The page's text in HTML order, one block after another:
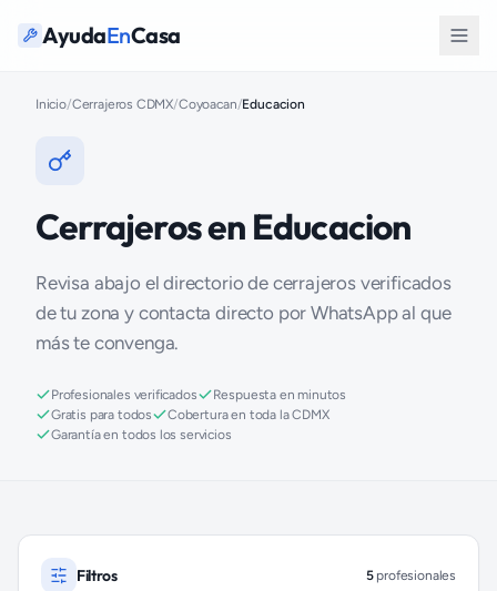
AyudaEnCasa
Inicio/Cerrajeros CDMX/Coyoacan/Educacion
Cerrajeros en Educacion
Revisa abajo el directorio de cerrajeros verificados
de tu zona y contacta directo por WhatsApp al que
más te convenga.
Profesionales verificados
Respuesta en minutos
Gratis para todos
Cobertura en toda la CDMX
Garantía en todos los servicios
Cerrajeros disponibles en Coyoacán (colonia Educación)
Filtros 5 profesionales